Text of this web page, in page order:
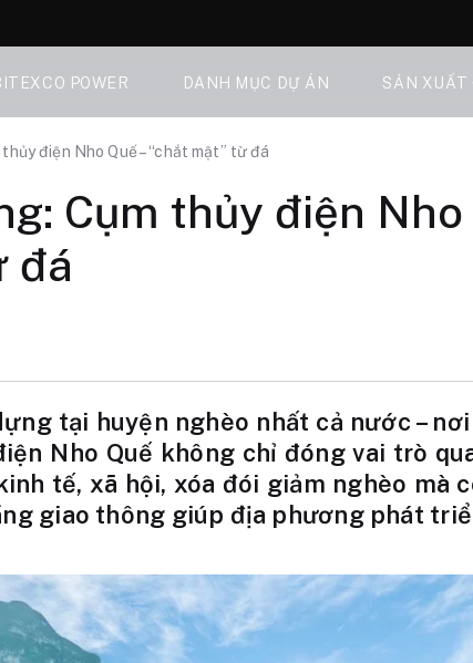
POWER DANH MỤC DỰ ÁN SẢN XUẤT
thủy điện Nho Quế – “chắt mật” từ đá
Cụm thủy điện Nho
đá
tại huyện nghèo nhất cả nước –
Nho Quế không chỉ đóng vai trò
tế, xã hội, xóa đói giảm nghèo mà
giao thông giúp địa phương phát